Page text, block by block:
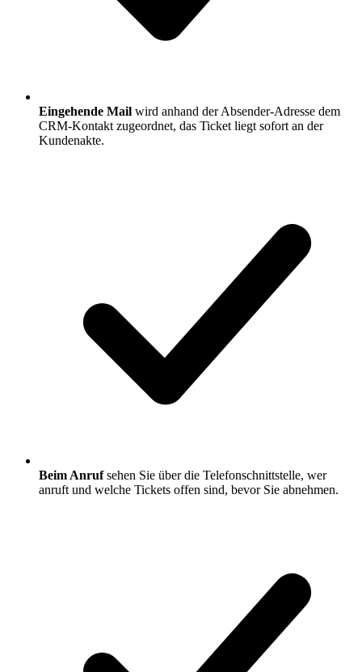
Eingehende Mail wird anhand der Absender-Adresse dem
CRM-Kontakt zugeordnet, das Ticket liegt sofort an der
Kundenakte.
Beim Anrufsehen Sie über die Telefonschnittstelle, wer
anruft und welche Tickets offen sind, bevor Sie abnehmen.